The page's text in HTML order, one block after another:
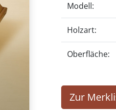
Modell:
Holzart:
Oberfläche:
Zur